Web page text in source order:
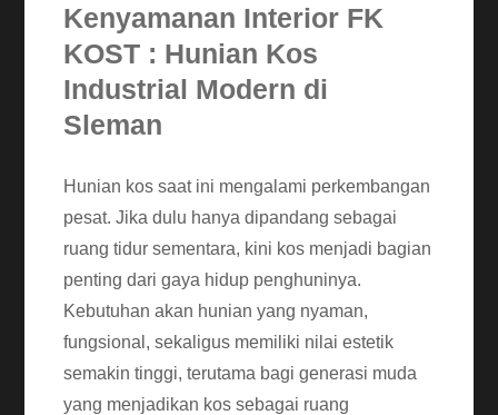
Kenyamanan Interior FK
KOST : Hunian Kos
Industrial Modern di
Sleman
Hunian kos saat ini mengalami perkembangan
pesat. Jika dulu hanya dipandang sebagai
ruang tidur sementara, kini kos menjadi bagian
penting dari gaya hidup penghuninya.
Kebutuhan akan hunian yang nyaman,
fungsional, sekaligus memiliki nilai estetik
semakin tinggi, terutama bagi generasi muda
yang menjadikan kos sebagai ruang